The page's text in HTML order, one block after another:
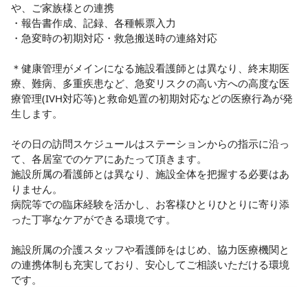
や、ご家族様との連携
・報告書作成、記録、各種帳票入力
・急変時の初期対応・救急搬送時の連絡対応
＊健康管理がメインになる施設看護師とは異なり、終末期医
療、難病、多重疾患など、急変リスクの高い方への高度な医
療管理(IVH対応等)と救命処置の初期対応などの医療行為が発
生します。
その日の訪問スケジュールはステーションからの指示に沿っ
て、各居室でのケアにあたって頂きます。
施設所属の看護師とは異なり、施設全体を把握する必要はあ
りません。
病院等での臨床経験を活かし、お客様ひとりひとりに寄り添
った丁寧なケアができる環境です。
施設所属の介護スタッフや看護師をはじめ、協力医療機関と
の連携体制も充実しており、安心してご相談いただける環境
です。